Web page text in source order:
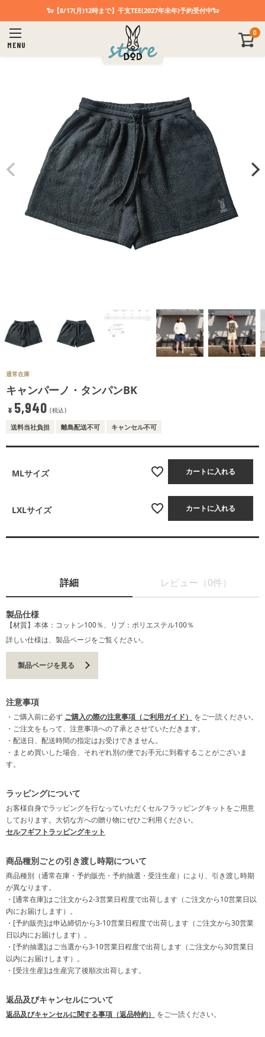
🐑【8/17(月)12時まで】干支TEE(2027年未年)予約受付中🐑
MENU
0
通常在庫
キャンパーノ・タンパンBK
¥ 5,940 税込
送料当社負担 離島配送不可 キャンセル不可
MLサイズ カートに入れる
LXLサイズ カートに入れる
詳細 レビュー（0件）
製品仕様
【材質】本体：コットン100％、リブ：ポリエステル100％
詳しい仕様は、製品ページをご覧ください。
製品ページを見る
注意事項
・ご購入前に必ず ご購入の際の注意事項（ご利用ガイド）
をご一読ください。
・ご注文をもって、注意事項への了承とさせていただきます。
・配送日、配送時間の指定はお受けできません。
・まとめ買いした場合、それぞれ別の便でお手元に到着することがございま
す。
ラッピングについて
お客様自身でラッピングを行なっていただくセルフラッピングキットをご用意
しております。大切な方への贈り物にぜひご利用ください。
セルフギフトラッピングキット
商品種別ごとの引き渡し時期について
商品種別（通常在庫・予約販売・予約抽選・受注生産）により、引き渡し時期
が異なります。
・[通常在庫]はご注文から2-3営業日程度で出荷します（ご注文から10営業日以
内にお届けします）。
・[予約販売]は申込締切から3-10営業日程度で出荷します（ご注文から30営業
日以内にお届けします）。
・[予約抽選]はご当選から3-10営業日程度で出荷します（ご注文から30営業日
以内にお届けします）。
・[受注生産]は生産完了後順次出荷します。
返品及びキャンセルについて
返品及びキャンセルに関する事項（返品特約） をご一読ください。